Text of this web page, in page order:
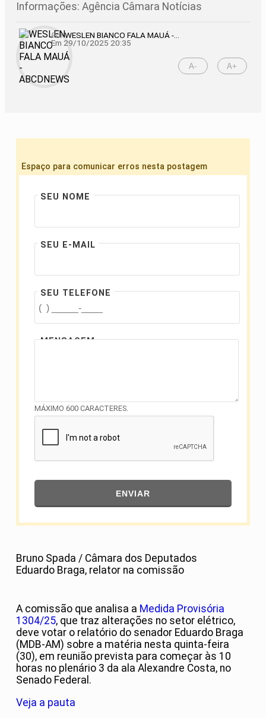
Informações: Agência Câmara Notícias
PorWESLEN BIANCO FALA MAUÁ -...
Em 29/10/2025 20:35
A- A+
Espaço para comunicar erros nesta postagem
SEU NOME
SEU E-MAIL
SEU TELEFONE
MENSAGEM
MÁXIMO 600 CARACTERES.
ENVIAR
Bruno Spada / Câmara dos Deputados
Eduardo Braga, relator na comissão
A comissão que analisa a Medida Provisória
1304/25, que traz alterações no setor elétrico,
deve votar o relatório do senador Eduardo Braga
(MDB-AM) sobre a matéria nesta quinta-feira
(30), em reunião prevista para começar às 10
horas no plenário 3 da ala Alexandre Costa, no
Senado Federal.
Veja a pauta